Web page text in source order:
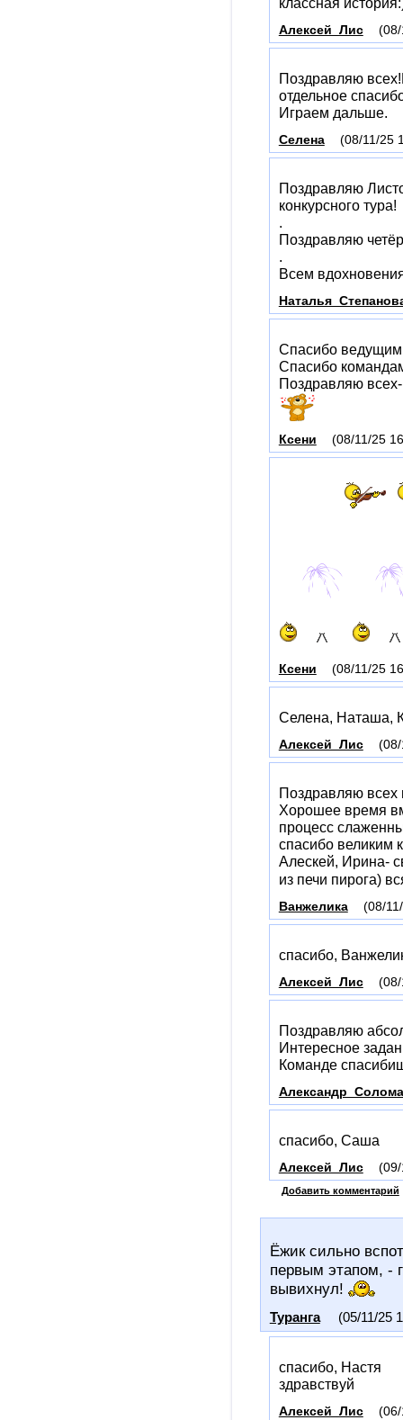
Алексей_Лис
Поздравляю
отдельное
Играем дальше.
Селена (08/11/25
Поздравляю
конкурсного тура!
.
Поздравляю
.
Всем
Спасибо ведущим
Спасибо
Поздравляю
Ксени (08/11/25
Ксени (08/11/25
Селена, Наташа,
Алексей_Лис
Поздравляю всех
Хорошее время
процесс
спасибо великим
Алескей, Ирина-
из печи пирога)
Ванжелика (08/
спасибо,
Алексей_Лис
Поздравляю
Интересное
Команде
спасибо, Саша
Алексей_Лис
Добавить комментарий
Ёжик сильно
первым этапом, -
вывихнул!
Туранга (05/11/25
спасибо, Настя
здравствуй
Алексей_Лис